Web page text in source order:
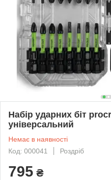
Набір ударних біт
універсальний
Немає в наявності
Код: 000041
Роздріб
795 ₴